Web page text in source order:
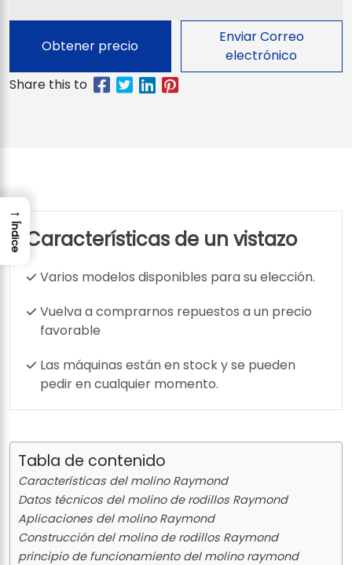
Obtener precio
Enviar Correo
electrónico
Características de un vistazo
Varios modelos disponibles para su elección.
Vuelva a comprarnos repuestos a un precio
favorable
Las máquinas están en stock y se pueden
pedir en cualquier momento.
Tabla de contenido
Características del molino Raymond
Datos técnicos del molino de rodillos Raymond
Aplicaciones del molino Raymond
Construcción del molino de rodillos Raymond
principio de funcionamiento del molino raymond
→
Índice